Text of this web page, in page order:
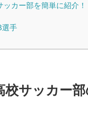
カー部を簡単に紹介！
手
校サッカー